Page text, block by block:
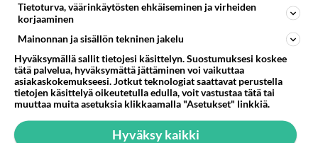
Purjo-pekonipiiras sopii
pikkuateriaksi tai iltapalaksi.
Maustekakku saa hauskan
uuden muodon, kun teet sen
pitkulaiseen uunivuokaan.
Tietoturva, väärinkäytösten ehkäiseminen ja virheiden
korjaaminen
Mainonnan ja sisällön tekninen jakelu
Hyväksymällä sallit tietojesi käsittelyn. Suostumuksesi koskee
tätä palvelua, hyväksymättä jättäminen voi vaikuttaa
asiakaskokemukseesi. Jotkut teknologiat saattavat perustella
tietojen käsittelyä oikeutetulla edulla, voit vastustaa tätä tai
muuttaa muita asetuksia klikkaamalla "Asetukset" linkkiä.
Hyväksy kaikki